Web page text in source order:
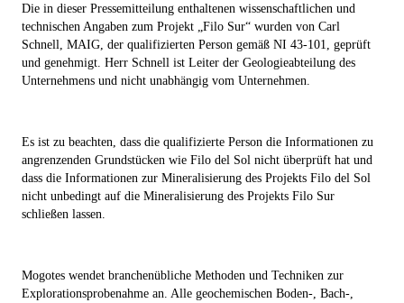
Die in dieser Pressemitteilung enthaltenen wissenschaftlichen und
technischen Angaben zum Projekt „Filo Sur“ wurden von Carl
Schnell, MAIG, der qualifizierten Person gemäß NI 43-101, geprüft
und genehmigt. Herr Schnell ist Leiter der Geologieabteilung des
Unternehmens und nicht unabhängig vom Unternehmen.
Es ist zu beachten, dass die qualifizierte Person die Informationen zu
angrenzenden Grundstücken wie Filo del Sol nicht überprüft hat und
dass die Informationen zur Mineralisierung des Projekts Filo del Sol
nicht unbedingt auf die Mineralisierung des Projekts Filo Sur
schließen lassen.
Mogotes wendet branchenübliche Methoden und Techniken zur
Explorationsprobenahme an. Alle geochemischen Boden-, Bach-,